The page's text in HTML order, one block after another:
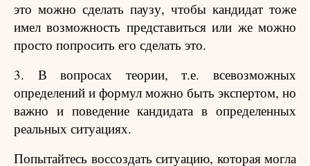
это можно сделать паузу, чтобы кандидат тоже
имел возможность представиться или же можно
просто попросить его сделать это.
3. В вопросах теории, т.е. всевозможных
определений и формул можно быть экспертом, но
важно и поведение кандидата в определенных
реальных ситуациях.
Попытайтесь воссоздать ситуацию, которая могла